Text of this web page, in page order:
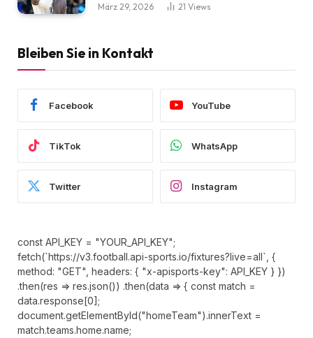
März 29, 2026 21 Views
Bleiben Sie in Kontakt
Facebook YouTube
TikTok WhatsApp
Twitter Instagram
const API_KEY = "YOUR_API_KEY";
fetch(`https://v3.football.api-sports.io/fixtures?live=all`, {
method: "GET", headers: { "x-apisports-key": API_KEY } })
.then(res => res.json()) .then(data => { const match =
data.response[0];
document.getElementById("homeTeam").innerText =
match.teams.home.name;